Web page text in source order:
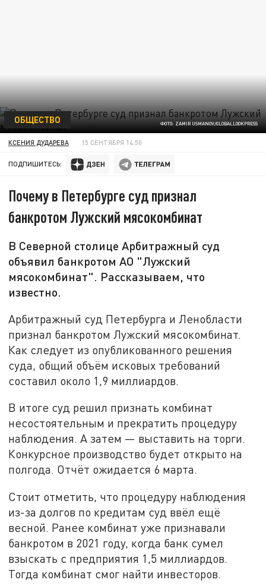
ФОТО: ZAMIR USMANOV/GLOBALLOOKPRESS
ОБЩЕСТВО
КСЕНИЯ ДУДАРЕВА 15 СЕНТЯБРЯ 14:50
ПОДПИШИТЕСЬ:
Почему в Петербурге суд признал
банкротом Лужский мясокомбинат
В Северной столице Арбитражный суд
объявил банкротом АО "Лужский
мясокомбинат". Рассказываем, что
известно.
Арбитражный суд Петербурга и Ленобласти
признал банкротом Лужский мясокомбинат.
Как следует из опубликованного решения
суда, общий объём исковых требований
составил около 1,9 миллиардов.
В итоге суд решил признать комбинат
несостоятельным и прекратить процедуру
наблюдения. А затем — выставить на торги.
Конкурсное производство будет открыто на
полгода. Отчёт ожидается 6 марта.
Стоит отметить, что процедуру наблюдения
из-за долгов по кредитам суд ввёл ещё
весной. Ранее комбинат уже признавали
банкротом в 2021 году, когда банк сумел
взыскать с предприятия 1,5 миллиардов.
Тогда комбинат смог найти инвесторов.